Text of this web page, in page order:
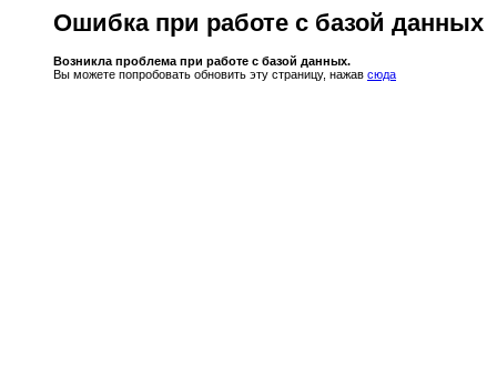
Ошибка при работе с базой данных
Возникла проблема при работе с базой данных.
Вы можете попробовать обновить эту страницу, нажав сюда